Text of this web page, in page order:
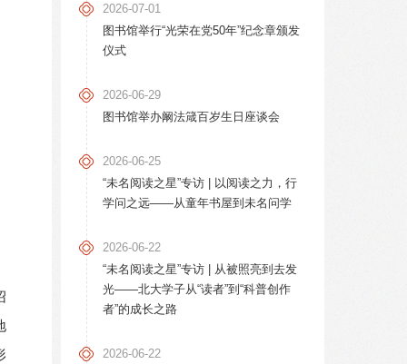
2026-07-01
图书馆举行“光荣在党50年”纪念章颁发
仪式
2026-06-29
图书馆举办阚法箴百岁生日座谈会
2026-06-25
“未名阅读之星”专访 | 以阅读之力，行
学问之远——从童年书屋到未名问学
2026-06-22
“未名阅读之星”专访 | 从被照亮到去发
光——北大学子从“读者”到“科普创作
者”的成长之路
2026-06-22